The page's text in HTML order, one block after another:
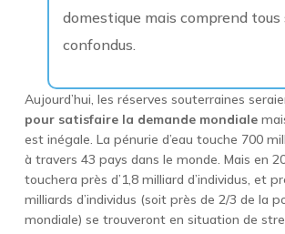
domestique mais comprend tous
confondus.
Aujourd’hui, les réserves souterraines
pour satisfaire la demande mondiale
est inégale. La pénurie d’eau touche 700
à travers 43 pays dans le monde. Mais en
touchera près d’1,8 milliard d’individus, et
milliards d’individus (soit près de 2/3 de la
mondiale) se trouveront en situation de